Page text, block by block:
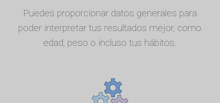
Puedes proporcionar datos generales para
poder interpretar tus resultados mejor, como
edad, peso o incluso tus hábitos.